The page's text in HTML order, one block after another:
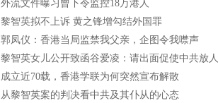
外流文件曝习曾下令监控18万港人
黎智英拟不上诉 黄之锋增勾结外国罪
郭凤仪：香港当局监禁我父亲，企图令我噤声
黎智英女儿公开致函谷爱凌：请出面促使中共放人
成立近70载，香港学联为何突然宣布解散
从黎智英案的判决看中共及其仆从的心态